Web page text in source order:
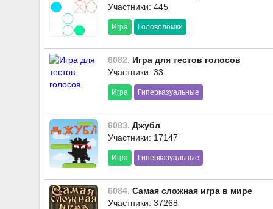
Участники: 445
Игра Головоломки
6082. Игра для тестов голосов
Участники: 33
Игра Гиперказуальные
6083. Джубл
Участники: 17147
Игра Гиперказуальные
6084. Самая сложная игра в мире
Участники: 37268